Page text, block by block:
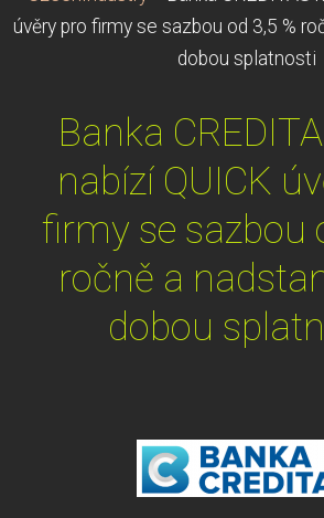
úvěry pro firmy se sazbou od 3,5 %
dobou splatnosti
Banka
nabízí QUICK
firmy se sazbou
ročně a
dobou